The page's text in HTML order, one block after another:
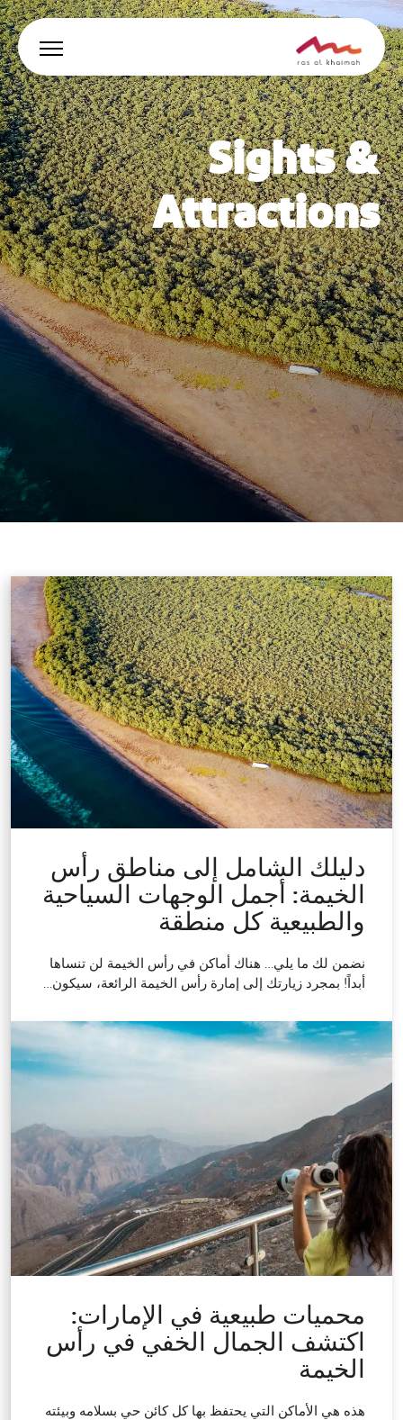
العروض
دع الإلهام يقودك
أين تقيم
أبرز الفعاليات والأنشطة
خطط لرحلتك
🇸🇦
AR الفعاليات يبحث
Sights &
Attractions
دليلك الشامل إلى مناطق رأس
الخيمة: أجمل الوجهات السياحية
والطبيعية كل منطقة
نضمن لك ما يلي… هناك أماكن في رأس الخيمة لن تنساها
أبداً! بمجرد زيارتك إلى إمارة رأس الخيمة الرائعة، سيكون…
محميات طبيعية في الإمارات:
اكتشف الجمال الخفي في رأس
الخيمة
هذه هي الأماكن التي يحتفظ بها كل كائن حي بسلامه وبيئته